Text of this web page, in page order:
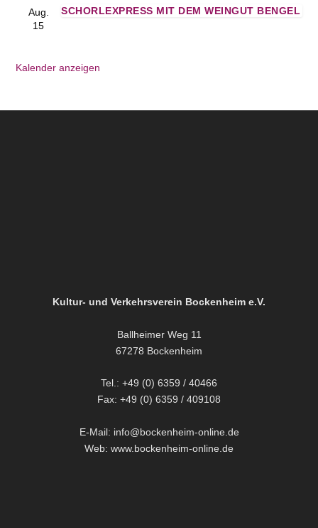
Aug.
15
SCHORLEXPRESS MIT DEM WEINGUT BENGEL
Kalender anzeigen
Kultur- und Verkehrsverein Bockenheim e.V.
Ballheimer Weg 11
67278 Bockenheim
Tel.: +49 (0) 6359 / 40466
Fax: +49 (0) 6359 / 409108
E-Mail: info@bockenheim-online.de
Web: www.bockenheim-online.de